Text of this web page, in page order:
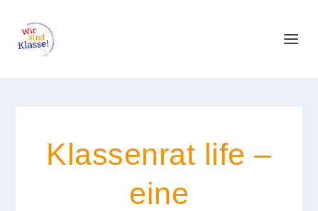
Klassenrat life –
eine